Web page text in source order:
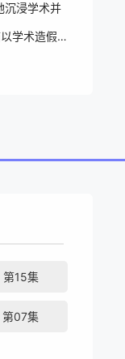
沉浸学术并
学术造假的
无法打掉孩
她不要再被
第15集
第07集